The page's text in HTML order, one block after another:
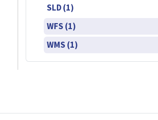
SLD (1)
WFS (1)
WMS (1)